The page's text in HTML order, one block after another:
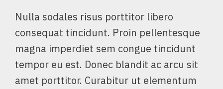
Nulla sodales risus porttitor libero
consequat tincidunt. Proin pellentesque
magna imperdiet sem congue tincidunt
tempor eu est. Donec blandit ac arcu sit
amet porttitor. Curabitur ut elementum